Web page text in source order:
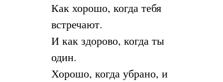
Как хорошо, когда тебя
встречают.
И как здорово, когда ты
один.
Хорошо, когда убрано, и